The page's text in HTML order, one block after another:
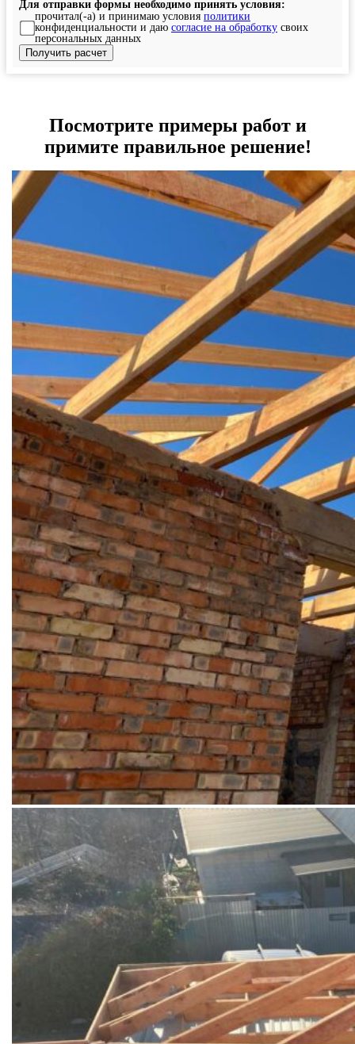
Для отправки формы необходимо принять условия:
прочитал(-а) и принимаю условия политики
конфиденциальности и даю согласие на обработку своих
персональных данных
Посмотрите примеры работ и
примите правильное решение!